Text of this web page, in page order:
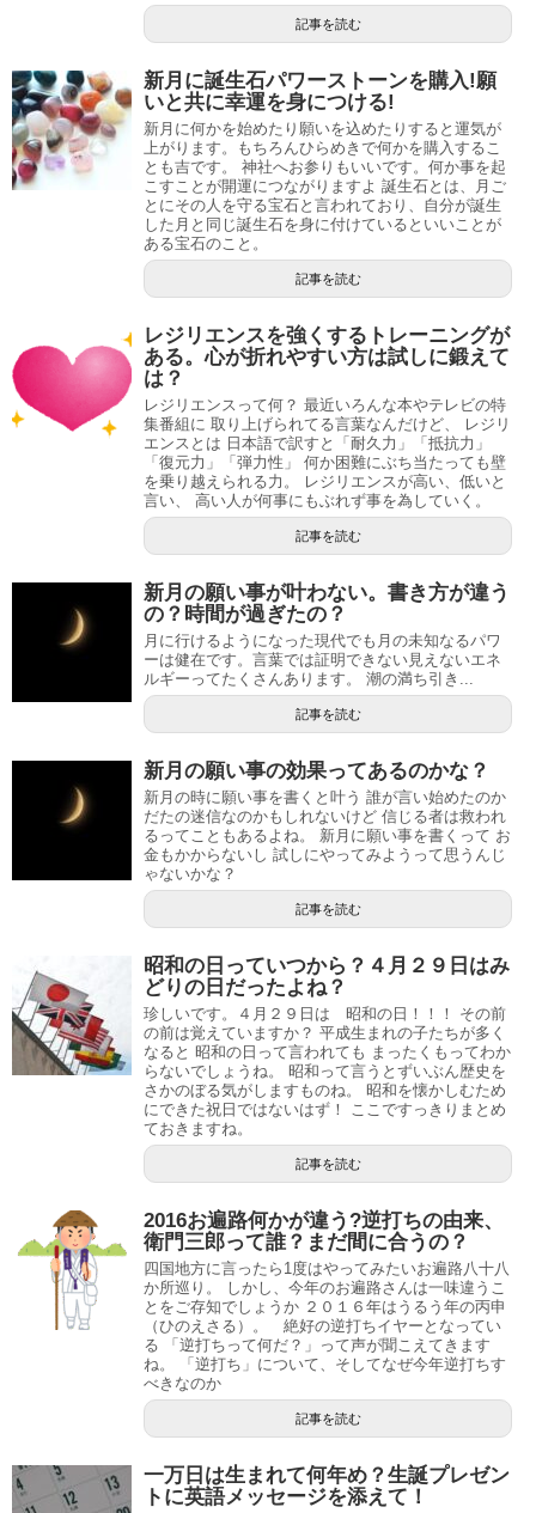
記事を読む
新月に誕生石パワーストーンを購入!願
いと共に幸運を身につける!
新月に何かを始めたり願いを込めたりすると運気が
上がります。もちろんひらめきで何かを購入するこ
とも吉です。 神社へお参りもいいです。何か事を起
こすことが開運につながりますよ 誕生石とは、月ご
とにその人を守る宝石と言われており、自分が誕生
した月と同じ誕生石を身に付けているといいことが
ある宝石のこと。
記事を読む
レジリエンスを強くするトレーニングが
ある。心が折れやすい方は試しに鍛えて
は？
レジリエンスって何？ 最近いろんな本やテレビの特
集番組に 取り上げられてる言葉なんだけど、 レジリ
エンスとは 日本語で訳すと「耐久力」「抵抗力」
「復元力」「弾力性」 何か困難にぶち当たっても壁
を乗り越えられる力。 レジリエンスが高い、低いと
言い、 高い人が何事にもぶれず事を為していく。
記事を読む
新月の願い事が叶わない。書き方が違う
の？時間が過ぎたの？
月に行けるようになった現代でも月の未知なるパワ
ーは健在です。言葉では証明できない見えないエネ
ルギーってたくさんあります。 潮の満ち引き...
記事を読む
新月の願い事の効果ってあるのかな？
新月の時に願い事を書くと叶う 誰が言い始めたのか
だたの迷信なのかもしれないけど 信じる者は救われ
るってこともあるよね。 新月に願い事を書くって お
金もかからないし 試しにやってみようって思うんじ
ゃないかな？
記事を読む
昭和の日っていつから？４月２９日はみ
どりの日だったよね？
珍しいです。４月２９日は 昭和の日！！！ その前
の前は覚えていますか？ 平成生まれの子たちが多く
なると 昭和の日って言われても まったくもってわか
らないでしょうね。 昭和って言うとずいぶん歴史を
さかのぼる気がしますものね。 昭和を懐かしむため
にできた祝日ではないはず！ ここですっきりまとめ
ておきますね。
記事を読む
2016お遍路何かが違う?逆打ちの由来、
衛門三郎って誰？まだ間に合うの？
四国地方に言ったら1度はやってみたいお遍路八十八
か所巡り。 しかし、今年のお遍路さんは一味違うこ
とをご存知でしょうか ２０１６年はうるう年の丙申
（ひのえさる）。 絶好の逆打ちイヤーとなってい
る 「逆打ちって何だ？」って声が聞こえてきます
ね。 「逆打ち」について、そしてなぜ今年逆打ちす
べきなのか
記事を読む
一万日は生まれて何年め？生誕プレゼン
トに英語メッセージを添えて！